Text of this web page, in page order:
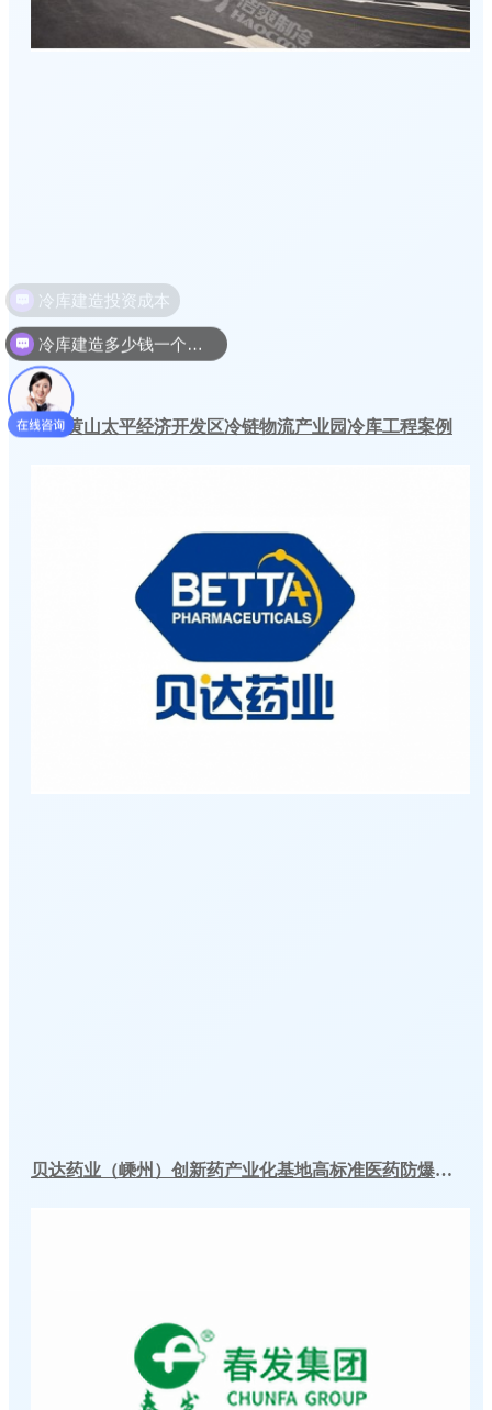
安徽黄山太平经济开发区冷链物流产业园冷库工程案例
贝达药业（嵊州）创新药产业化基地高标准医药防爆冷库建造工程案例